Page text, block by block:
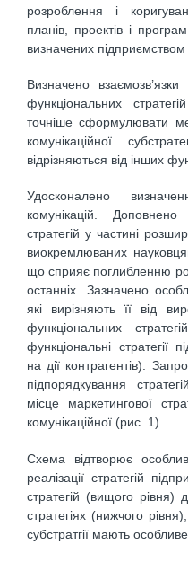
розроблення і
планів, проектів і
визначених підприємством
Визначено
функціональних
точніше сформулювати
комунікаційної
відрізняються від інших
Удосконалено
комунікацій.
стратегій у частині
виокремлюваних
що сприяє поглибленню
останніх. Зазначено
які вирізняють її від
функціональних
функціональні стратегії
на дії контрагентів).
підпорядкування
місце маркетингової
комунікаційної (рис. 1).
Схема відтворює
реалізації стратегій
стратегій (вищого рівня)
стратегіях (нижчого
субстратгії мають